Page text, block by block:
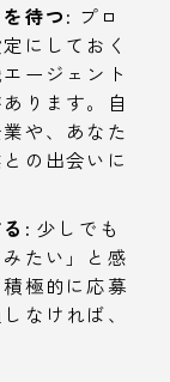
待つ: プロ
にしておく
ージェント
ります。自
や、あなた
の出会いに
: 少しでも
たい」と感
極的に応募
なければ、